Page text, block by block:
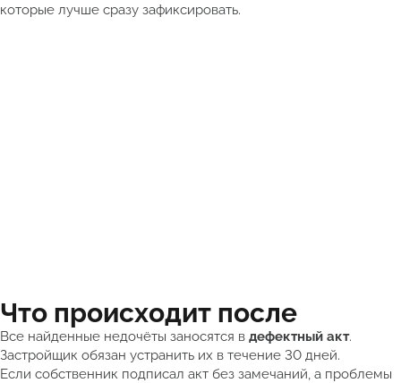
которые лучше сразу зафиксировать.
Что происходит после
Все найденные недочёты заносятся в дефектный акт.
Застройщик обязан устранить их в течение 30 дней.
Если собственник подписал акт без замечаний, а проблемы